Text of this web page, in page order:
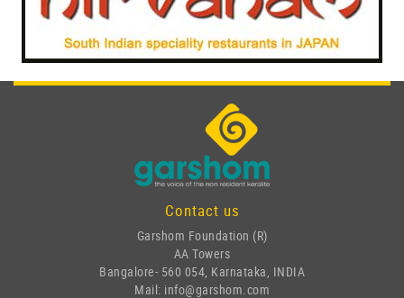
Contact us
Garshom Foundation (R)
AA Towers
Bangalore- 560 054, Karnataka, INDIA
Mail: info@garshom.com